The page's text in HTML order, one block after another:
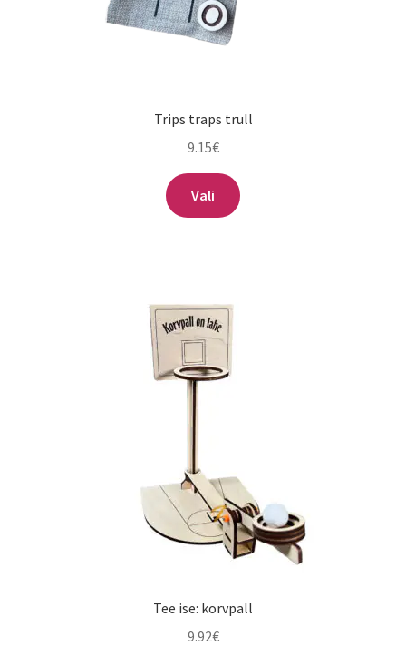
Trips traps trull
9.15€
Vali
Tee ise: korvpall
9.92€